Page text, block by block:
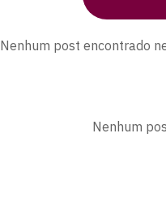
Nenhum post encontrado
Nenhum